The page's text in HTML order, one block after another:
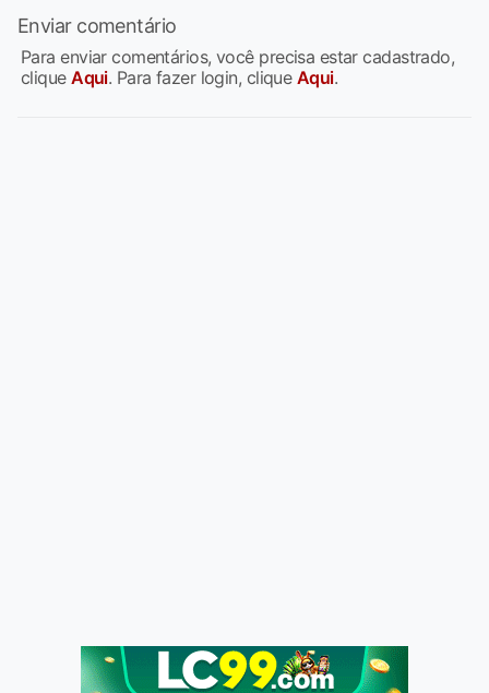
Enviar comentário
Para enviar comentários, você precisa estar cadastrado,
cliqueAqui. Para fazer login, clique Aqui.